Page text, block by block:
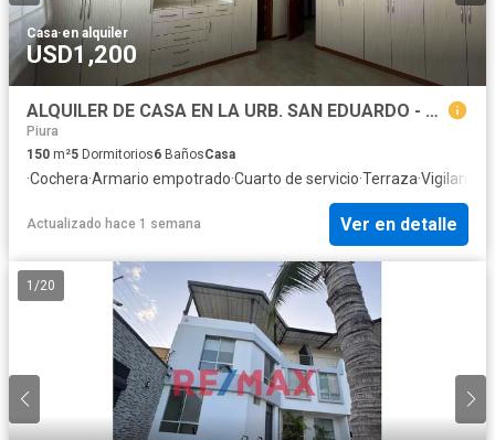
Casa·en alquiler
USD1,200
ALQUILER DE CASA EN LA URB. SAN EDUARDO - PIURA
Piura
150 m²5 Dormitorios6 BañosCasa
·Cochera·Armario empotrado·Cuarto de servicio·Terraza·Vigilante
Actualizado hace 1 semana Ver en detalle
1 /20